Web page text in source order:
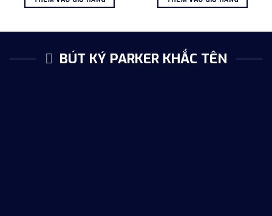
270.000 ₫. 265.000 ₫.
BÚT KÝ PARKER KHẮC TÊN